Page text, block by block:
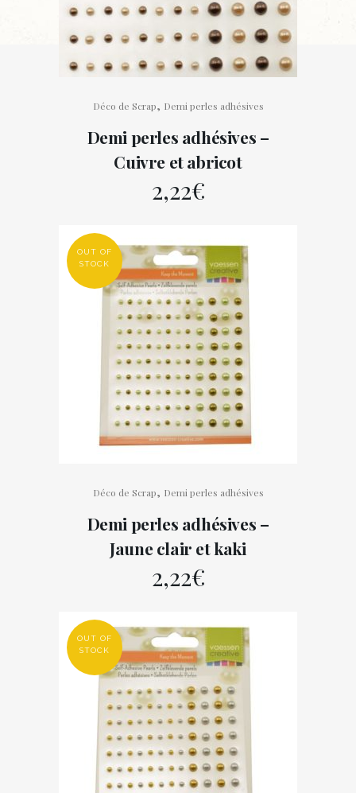
Déco de Scrap, Demi perles adhésives
Demi perles adhésives –
Cuivre et abricot
2,22€
OUT OF
STOCK
Déco de Scrap, Demi perles adhésives
Demi perles adhésives –
Jaune clair et kaki
2,22€
OUT OF
STOCK